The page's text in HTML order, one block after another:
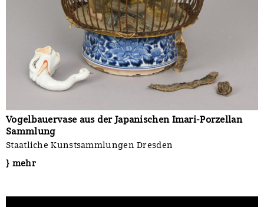
Vogelbauervase aus der Japanischen Imari-Porzellan
Sammlung
Staatliche Kunstsammlungen Dresden
} mehr